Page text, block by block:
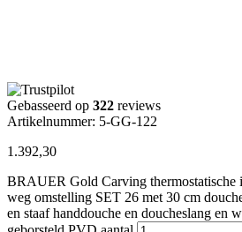
Gebasseerd op 322 reviews
Artikelnummer: 5-GG-122
1.392,30
BRAUER Gold Carving thermostatische
weg omstelling SET 26 met 30 cm
en staaf handdouche en doucheslang en